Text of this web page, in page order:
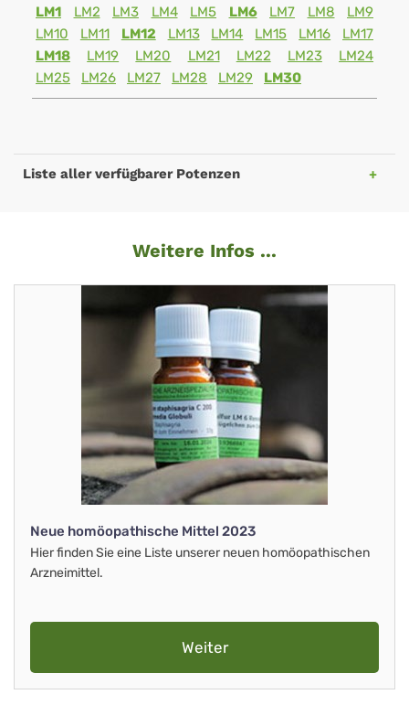
LM1 LM2 LM3 LM4 LM5 LM6 LM7 LM8
LM9
LM10
LM11 LM12 LM13 LM14 LM15 LM16
LM17
LM18
LM19 LM20 LM21 LM22 LM23
LM24
LM25
LM26 LM27 LM28 LM29 LM30
Liste aller verfügbarer Potenzen
Weitere Infos ...
Neue homöopathische Mittel 2023
Hier finden Sie eine Liste unserer neuen homöopathischen
Arzneimittel.
Weiter